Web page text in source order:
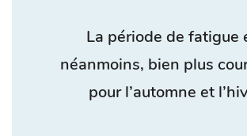
La période de fatigue
néanmoins, bien plus
pour l’automne et